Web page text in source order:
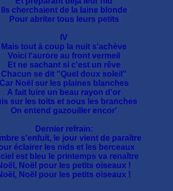
Ils cherchaient de la laine blonde
Pour abriter tous leurs petits
IV
Mais tout à coup la nuit s'achève
Voici l'aurore au front vermeil
Et ne sachant si c'est un rêve
Chacun se dit "Quel doux soleil"
Noël sur les plaines blanches
A fait luire un beau rayon d'or
sur les toits et sous les branches
On entend gazouiller encor'
Dernier refrain:
s'enfuit, le jour vient de paraître
éclairer les nids et les berceaux
est bleu le printemps va renaître
Noël pour les petits oiseaux !
Noël pour les petits oiseaux !